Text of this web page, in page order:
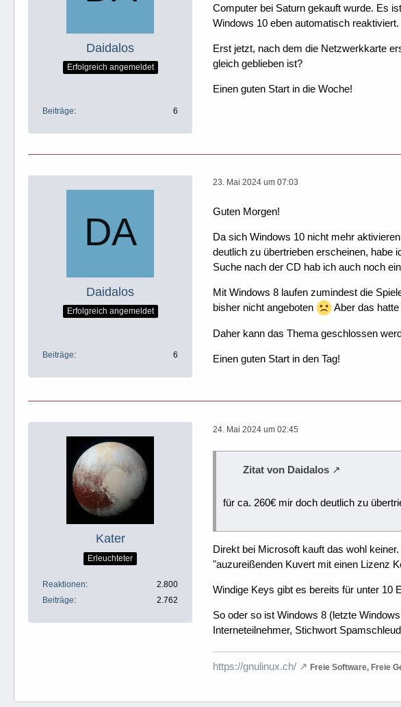
Daidalos
Erfolgreich angemeldet
Beiträge 6
Computer bei Saturn gekauft wurde. Es
Windows 10 eben automatisch reaktiviert.
Erst jetzt, nach dem die Netzwerkkarte
gleich geblieben ist?
Einen guten Start in die Woche!
Daidalos
Erfolgreich angemeldet
Beiträge 6
23. Mai 2024 um 07:03
Guten Morgen!
Da sich Windows 10 nicht mehr
deutlich zu übertrieben erscheinen, habe
Suche nach der CD hab ich auch noch
Mit Windows 8 laufen zumindest die
bisher nicht angeboten
Aber das
Daher kann das Thema geschlossen
Einen guten Start in den Tag!
Kater
Erleuchteter
Reaktionen
2.800
Beiträge
2.762
24. Mai 2024 um 02:45
Zitat von Daidalos
für ca. 260€ mir doch deutlich zu
Direkt bei Microsoft kauft das wohl
"auzureißenden Kuvert mit einen Lizenz
Windige Keys gibt es bereits für unter 10
So oder so ist Windows 8 (letzte
Interneteilnehmer, Stichwort
https://gnulinux.ch/ Freie Software, Freie